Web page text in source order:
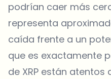
podrían caer más
representa
caída frente a un
que es exactamente
de XRP están atentos